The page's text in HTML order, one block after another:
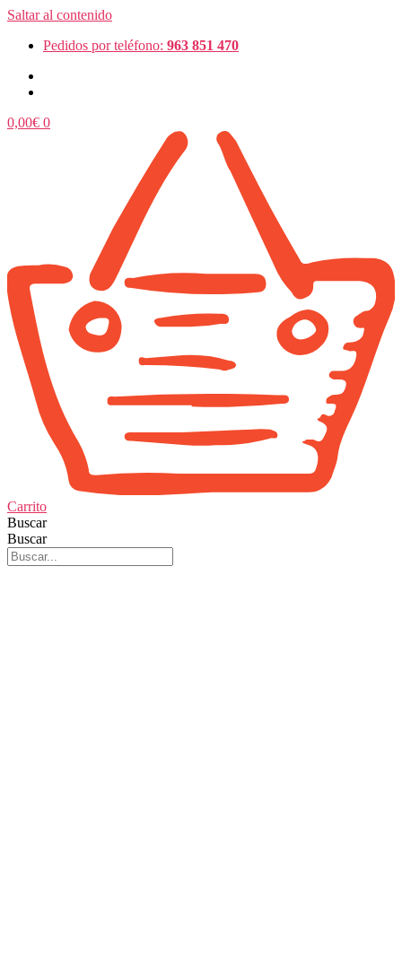
Saltar al contenido
Pedidos por teléfono: 963 851 470
0,00€ 0
Carrito
Buscar
Buscar